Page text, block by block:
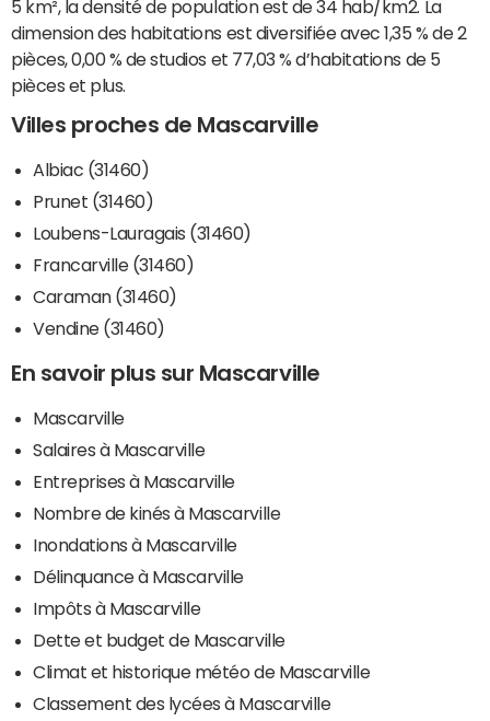
5 km², la densité de population est de 34 hab/km2. La
dimension des habitations est diversifiée avec 1,35 % de 2
pièces, 0,00 % de studios et 77,03 % d’habitations de 5
pièces et plus.
Villes proches de Mascarville
Albiac (31460)
Prunet (31460)
Loubens-Lauragais (31460)
Francarville (31460)
Caraman (31460)
Vendine (31460)
En savoir plus sur Mascarville
Mascarville
Salaires à Mascarville
Entreprises à Mascarville
Nombre de kinés à Mascarville
Inondations à Mascarville
Délinquance à Mascarville
Impôts à Mascarville
Dette et budget de Mascarville
Climat et historique météo de Mascarville
Classement des lycées à Mascarville